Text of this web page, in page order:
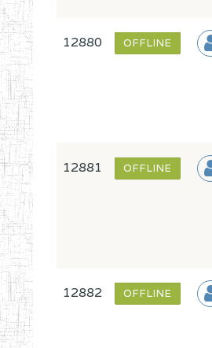
12880 OFFLINE
12881 OFFLINE
12882 OFFLINE